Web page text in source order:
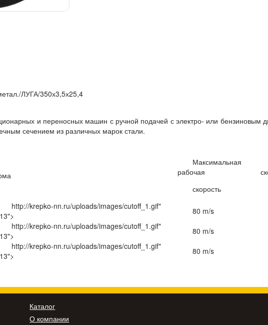
ЛУГА/350х3,5х25,4
и переносных машин с ручной подачей с электро- или бензиновым
сечением из различных марок стали.
Максимальная
рабочая
скорость
http://krepko-nn.ru/uploads/images/cutoff_1.gif"
80 m/s
http://krepko-nn.ru/uploads/images/cutoff_1.gif"
80 m/s
http://krepko-nn.ru/uploads/images/cutoff_1.gif"
80 m/s
Каталог
О компании